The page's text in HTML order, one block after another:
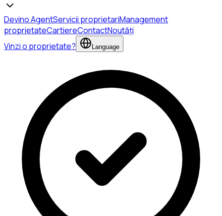
Devino AgentServicii proprietariManagement
proprietateCartiereContactNoutăți
Vinzi o proprietate?
Language